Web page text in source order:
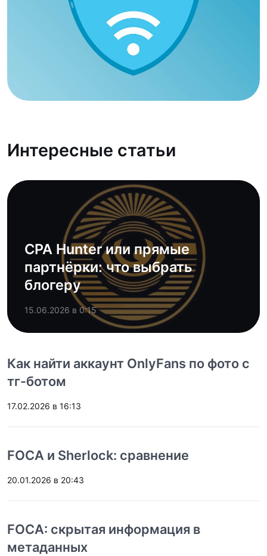
Интересные статьи
CPA Hunter или прямые
партнёрки: что выбрать
блогеру
15.06.2026 в 0:15
Как найти аккаунт OnlyFans по фото с
тг-ботом
17.02.2026 в 16:13
FOCA и Sherlock: сравнение
20.01.2026 в 20:43
FOCA: скрытая информация в
метаданных